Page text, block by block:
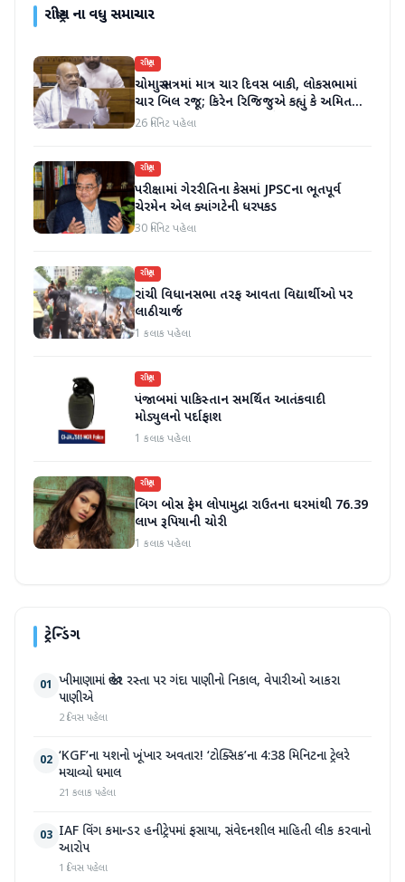
રાષ્ટ્રીયના વધુ સમાચાર
રાષ્ટ્રીય
ચોમાસુ સત્રમાં માત્ર ચાર દિવસ બાકી, લોકસભામાં
ચાર બિલ રજૂ; કિરેન રિજિજુએ કહ્યું કે અમિત
શાહ ચર્ચા પછી જવાબ આપશે
26 મિનિટ પહેલા
રાષ્ટ્રીય
પરીક્ષામાં ગેરરીતિના કેસમાં JPSCના ભૂતપૂર્વ
ચેરમેન એલ ક્યાંગટેની ધરપકડ
30 મિનિટ પહેલા
રાષ્ટ્રીય
રાંચી વિધાનસભા તરફ આવતા વિદ્યાર્થીઓ પર
લાઠીચાર્જ
1 કલાક પહેલા
રાષ્ટ્રીય
પંજાબમાં પાકિસ્તાન સમર્થિત આતંકવાદી
મોડ્યુલનો પર્દાફાશ
1 કલાક પહેલા
રાષ્ટ્રીય
બિગ બોસ ફેમ લોપામુદ્રા રાઉતના ઘરમાંથી 76.39
લાખ રૂપિયાની ચોરી
1 કલાક પહેલા
ટ્રેન્ડિંગ
01 ખીમાણામાં જાહેર રસ્તા પર ગંદા પાણીનો નિકાલ, વેપારીઓ આકરા
પાણીએ
2 દિવસ પહેલા
02 ‘KGF’ના યશનો ખૂંખાર અવતાર! ‘ટોક્સિક’ના 4:38 મિનિટના ટ્રેલરે
મચાવ્યો ધમાલ
21 કલાક પહેલા
03 IAF વિંગ કમાન્ડર હનીટ્રેપમાં ફસાયા, સંવેદનશીલ માહિતી લીક કરવાનો
આરોપ
1 દિવસ પહેલા